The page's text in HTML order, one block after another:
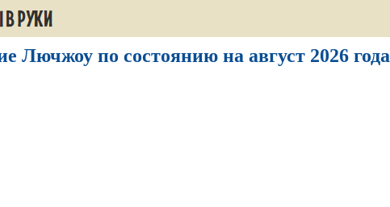
Лючжоу по состоянию на август 2026 года